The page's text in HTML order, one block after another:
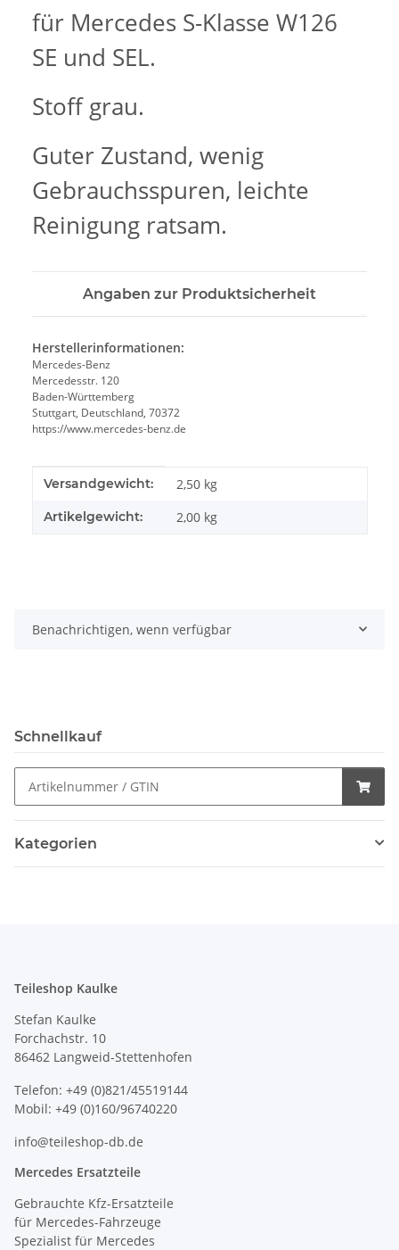
für Mercedes S-Klasse W126
SE und SEL.
Stoff grau.
Guter Zustand, wenig
Gebrauchsspuren, leichte
Reinigung ratsam.
Angaben zur Produktsicherheit
Herstellerinformationen:
Mercedes-Benz
Mercedesstr. 120
Baden-Württemberg
Stuttgart, Deutschland, 70372
https://www.mercedes-benz.de
Produkteigenschaft
Wert
Versandgewicht: 2,50 kg
Artikelgewicht: 2,00 kg
Benachrichtigen, wenn verfügbar
Schnellkauf
Kategorien
Teileshop Kaulke
Stefan Kaulke
Forchachstr. 10
86462 Langweid-Stettenhofen
Telefon: +49 (0)821/45519144
Mobil: +49 (0)160/96740220
info@teileshop-db.de
Mercedes Ersatzteile
Gebrauchte Kfz-Ersatzteile
für Mercedes-Fahrzeuge
Spezialist für Mercedes